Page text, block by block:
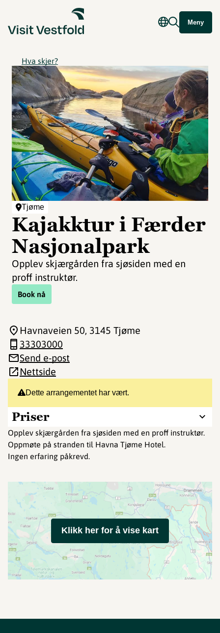
Meny
Hva skjer?
Tjøme
Kajakktur i Færder
Nasjonalpark
Opplev skjærgården fra sjøsiden med en
proff instruktør.
Book nå
Dette arrangementet har vært.
Priser
Opplev skjærgården fra sjøsiden med en proff instruktør.
Oppmøte på stranden til Havna Tjøme Hotel.
Ingen erfaring påkrevd.
Havnaveien 50, 3145 Tjøme
33303000
Send e-post
Nettside
Klikk her for å vise kart